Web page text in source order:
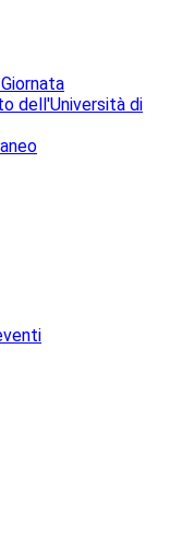
dell'Università di